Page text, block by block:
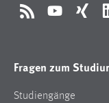
RSS YouTubeXing
Fragen zum
Studiengänge